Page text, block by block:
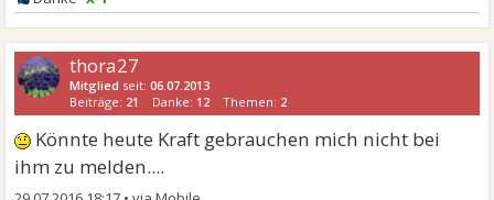
thora27
Mitglied seit:06.07.2013
Beiträge: 21 Danke: 12 Themen: 2
Könnte heute Kraft gebrauchen mich nicht bei
ihm zu melden....